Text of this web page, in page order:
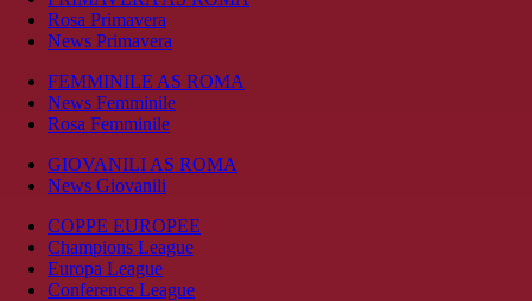
Rosa Primavera
News Primavera
FEMMINILE AS ROMA
News Femminile
Rosa Femminile
GIOVANILI AS ROMA
News Giovanili
COPPE EUROPEE
Champions League
Europa League
Conference League